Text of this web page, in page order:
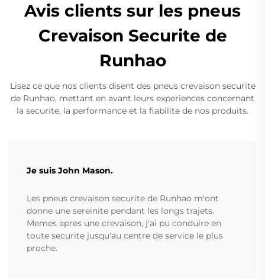
Avis clients sur les pneus
Crevaison Securite de
Runhao
Lisez ce que nos clients disent des pneus crevaison securite
de Runhao, mettant en avant leurs experiences concernant
la securite, la performance et la fiabilite de nos produits.
Je suis John Mason.
Les pneus crevaison securite de Runhao m'ont
donne une sereinite pendant les longs trajets.
Memes apres une crevaison, j'ai pu conduire en
toute securite jusqu'au centre de service le plus
proche.